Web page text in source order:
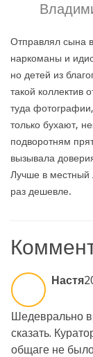
Отправлял сына
наркоманы и
но детей из
такой коллектив
туда
только бухают,
подворотням
вызывала
Лучше в местный
раз дешевле.
Настя
Шедеврально
сказать.
общаге не